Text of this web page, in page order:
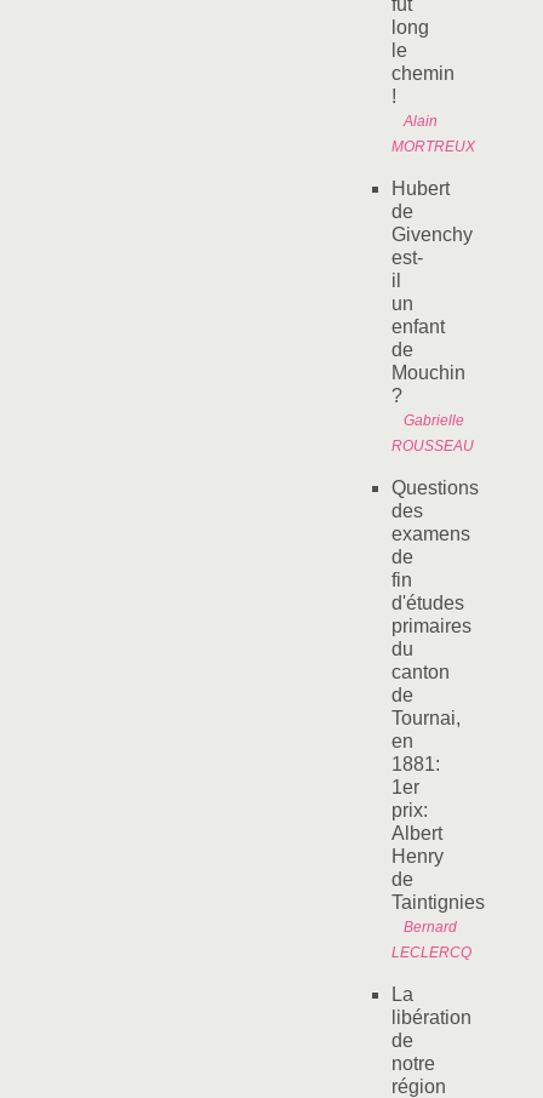
fut
long
le
chemin
!
Alain
MORTREUX
Hubert
de
Givenchy
est-
il
un
enfant
de
Mouchin
?
Gabrielle
ROUSSEAU
Questions
des
examens
de
fin
d'études
primaires
du
canton
de
Tournai,
en
1881:
1er
prix:
Albert
Henry
de
Taintignies
Bernard
LECLERCQ
La
libération
de
notre
région